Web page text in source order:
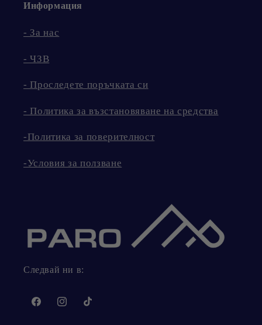
Информация
- За нас
- ЧЗВ
- Проследете поръчката си
- Политика за възстановяване на средства
-Политика за поверителност
-Условия за ползване
Следвай ни в:
FacebookInstagramTikTok